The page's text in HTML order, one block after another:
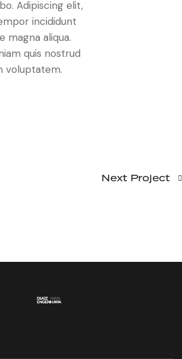
Adipiscing elit,
incididunt
magna aliqua.
quis nostrud
voluptatem.
Next Project